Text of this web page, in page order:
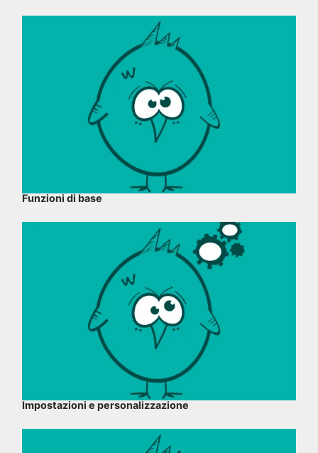
Funzioni di base
Impostazioni e personalizzazione